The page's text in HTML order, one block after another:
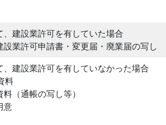
建設業許可を有していた場合
業許可申請書・変更届・廃業届の写し
建設業許可を有していなかった場合
料
（通帳の写し等）
意